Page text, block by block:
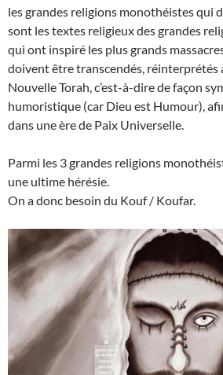
les grandes religions monothéistes qui
sont les textes religieux des grandes
qui ont inspiré les plus grands
doivent être transcendés, réinterprétés
Nouvelle Torah, c’est-à-dire de façon
humoristique (car Dieu est Humour),
dans une ère de Paix Universelle.
Parmi les 3 grandes religions
une ultime hérésie.
On a donc besoin du Kouf / Koufar.